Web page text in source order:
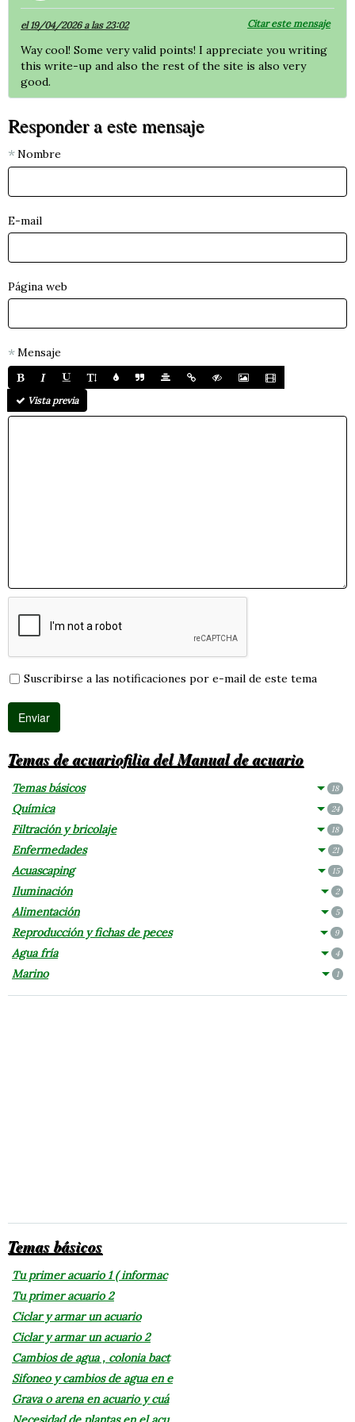
el 19/04/2026 a las 23:02 Citar este mensaje
Way cool! Some very valid points! I appreciate you writing
this write-up and also the rest of the site is also very
good.
Responder a este mensaje
Nombre
E-mail
Página web
Mensaje
Vista previa
Suscribirse a las notificaciones por e-mail de este tema
Temas de acuariofilia del Manual de acuario
Temas básicos 18
Química 24
Filtración y bricolaje 18
Enfermedades 21
Acuascaping 15
Iluminación 2
Alimentación 5
Reproducción y fichas de peces 9
Agua fría 4
Marino 1
Temas básicos
Tu primer acuario 1 ( informac
Tu primer acuario 2
Ciclar y armar un acuario
Ciclar y armar un acuario 2
Cambios de agua , colonia bact
Sifoneo y cambios de agua en e
Grava o arena en acuario y cuá